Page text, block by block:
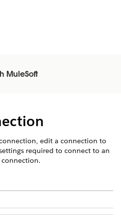
MuleSoft
edit a connection to
required to connect to an
connection.